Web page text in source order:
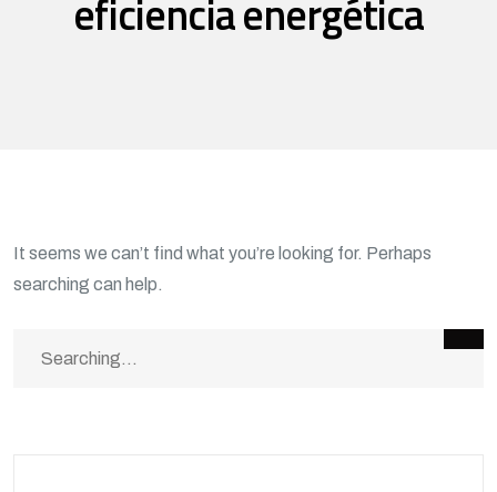
eficiencia energética
It seems we can’t find what you’re looking for. Perhaps
searching can help.